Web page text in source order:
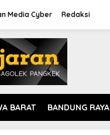
Media Cyber Redaksi
BARAT BANDUNG RAYA